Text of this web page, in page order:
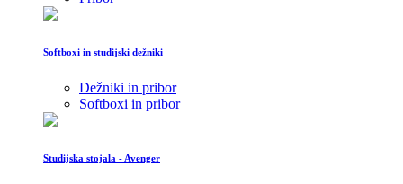
Softboxi in studijski dežniki
Dežniki in pribor
Softboxi in pribor
Studijska stojala - Avenger